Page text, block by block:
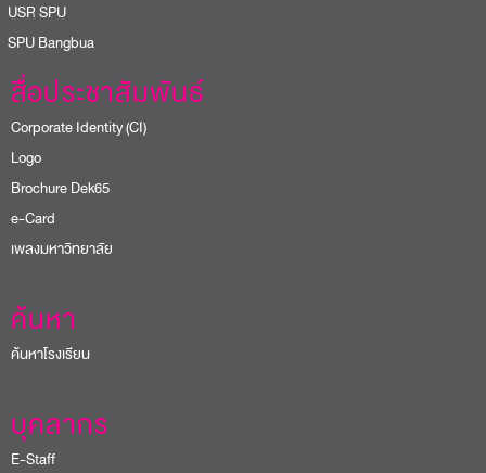
SPU
Bangbua
สื่อประชาสัมพันธ์
Corporate Identity (CI)
Logo
Brochure Dek65
e-Card
เพลงมหาวิทยาลัย
ค้นหา
ค้นหาโรงเรียน
บุคลากร
E-Staff